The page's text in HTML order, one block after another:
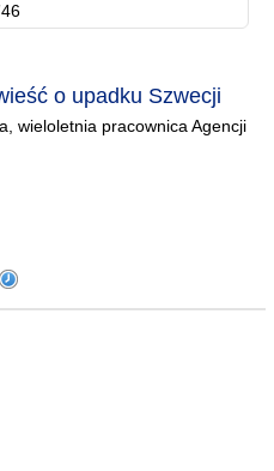
o upadku Szwecji
wieloletnia pracownica Agencji